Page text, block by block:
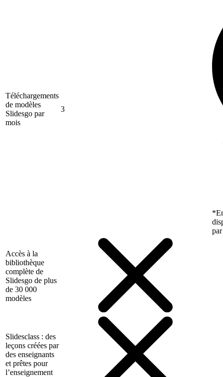
Téléchargements
de modèles
Slidesgo par
mois
3
Accès à la
bibliothèque
complète de
Slidesgo de plus
de 30 000
modèles
Slidesclass : des
leçons créées par
des enseignants
et prêtes pour
l’enseignement